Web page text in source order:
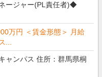
ージャー(PL責任者)◆
万円 ＜賃金形態＞ 月給
...
ャンパス 住所：群馬県桐